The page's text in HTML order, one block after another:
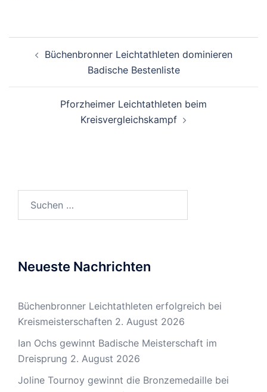
Büchenbronner Leichtathleten dominieren
Badische Bestenliste
Pforzheimer Leichtathleten beim
Kreisvergleichskampf
Neueste Nachrichten
Büchenbronner Leichtathleten erfolgreich bei
Kreismeisterschaften 2. August 2026
Ian Ochs gewinnt Badische Meisterschaft im
Dreisprung 2. August 2026
Joline Tournoy gewinnt die Bronzemedaille bei